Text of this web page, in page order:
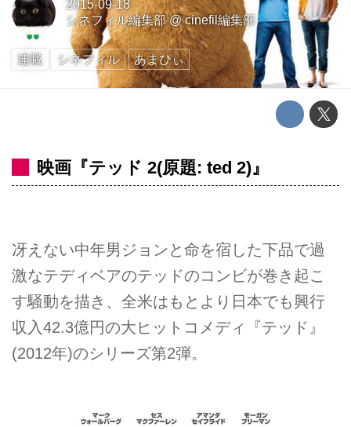
2015-09-18
シネフィル編集部@cinefil編集部
連載 シネフィル あまぴぃ
映画『テッド 2(原題: ted 2)』
冴えない中年男ジョンと命を宿した下品で過
激なテディベアのテッドのコンビが巻き起こ
す騒動を描き、全米はもとより日本でも興行
収入42.3億円の大ヒットコメディ『テッド』
(2012年)のシリーズ第2弾。